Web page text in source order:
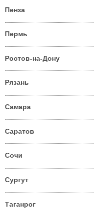
Пенза
Пермь
Ростов-на-Дону
Рязань
Самара
Саратов
Сочи
Сургут
Таганрог